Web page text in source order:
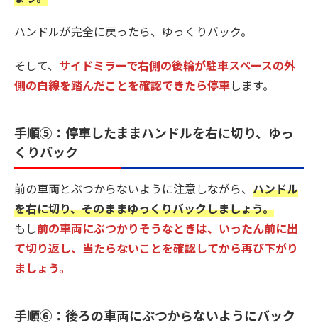
ハンドルが完全に戻ったら、ゆっくりバック。
そして、 サイドミラーで右側の後輪が駐車スペースの外
側の白線を踏んだことを確認できたら停車します。
手順⑤：停車したままハンドルを右に切り、ゆっ
くりバック
前の車両とぶつからないように注意しながら、 ハンドル
を右に切り、そのままゆっくりバックしましょう。
もし前の車両にぶつかりそうなときは、いったん前に出
て切り返し、当たらないことを確認してから再び下がり
ましょう。
手順⑥：後ろの車両にぶつからないようにバック